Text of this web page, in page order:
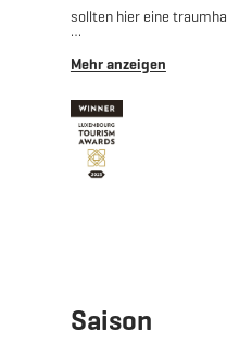
sollten hier eine
Den Eingang
versetztem Gestein, das
verdeutlicht. Der
des Projekts,
Saison